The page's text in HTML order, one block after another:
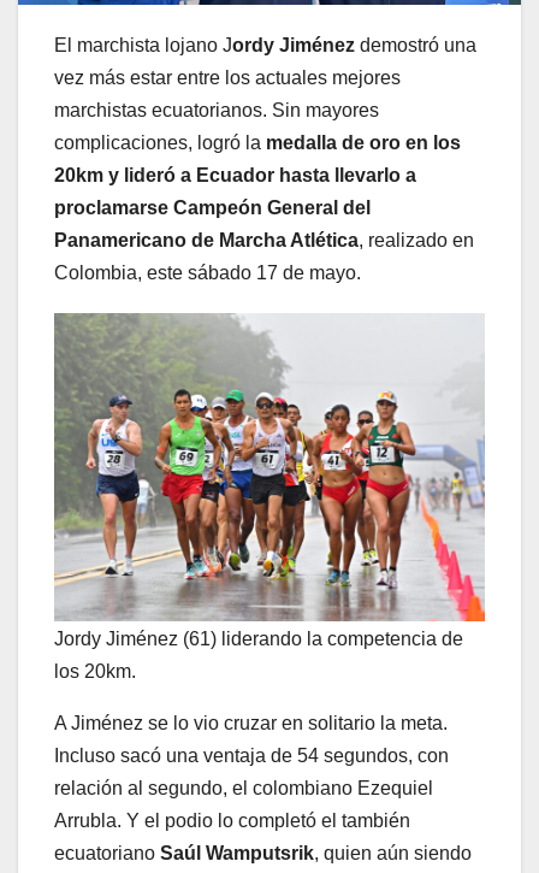
El marchista lojano Jordy Jiménez demostró una
vez más estar entre los actuales mejores
marchistas ecuatorianos. Sin mayores
complicaciones, logró la medalla de oro en los
20km y lideró a Ecuador hasta llevarlo a
proclamarse Campeón General del
Panamericano de Marcha Atlética, realizado en
Colombia, este sábado 17 de mayo.
Jordy Jiménez (61) liderando la competencia de
los 20km.
A Jiménez se lo vio cruzar en solitario la meta.
Incluso sacó una ventaja de 54 segundos, con
relación al segundo, el colombiano Ezequiel
Arrubla. Y el podio lo completó el también
ecuatoriano Saúl Wamputsrik, quien aún siendo